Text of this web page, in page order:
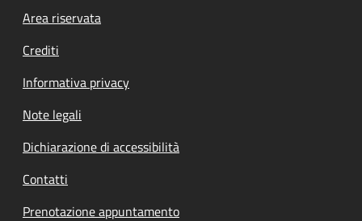
Footer menu
Area riservata
Crediti
Informativa privacy
Note legali
Dichiarazione di accessibilità
Contatti
Prenotazione appuntamento